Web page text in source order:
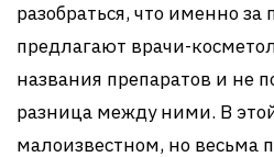
разобраться, что именно за
предлагают врачи-
названия препаратов и не
разница между ними. В
малоизвестном, но весьма